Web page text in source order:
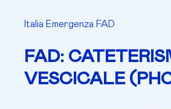
Italia Emergenza FAD
FAD:
VESCICALE